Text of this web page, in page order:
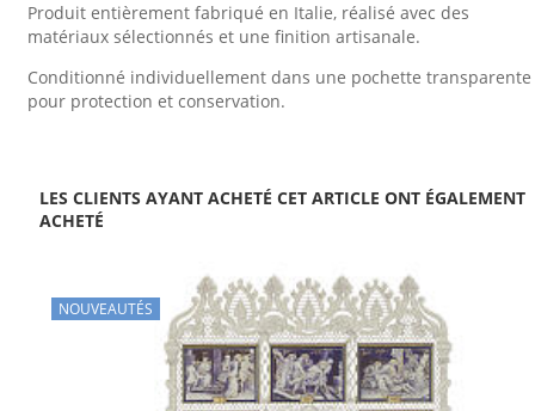
Produit entièrement fabriqué en Italie, réalisé avec des
matériaux sélectionnés et une finition artisanale.
Conditionné individuellement dans une pochette transparente
pour protection et conservation.
LES CLIENTS AYANT ACHETÉ CET ARTICLE ONT ÉGALEMENT
ACHETÉ
NOUVEAUTÉS